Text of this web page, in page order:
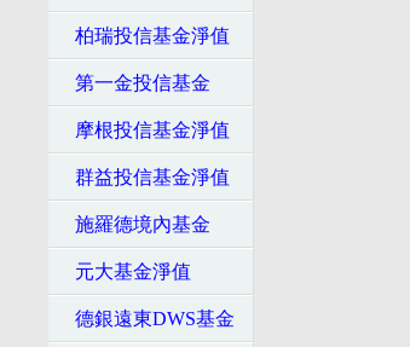
柏瑞投信基金淨值
第一金投信基金
摩根投信基金淨值
群益投信基金淨值
施羅德境內基金
元大基金淨值
德銀遠東DWS基金